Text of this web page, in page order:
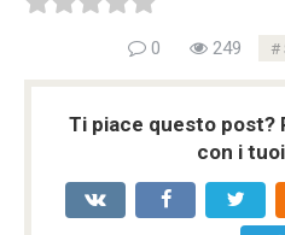
0 249
Ti piace questo post?
con i